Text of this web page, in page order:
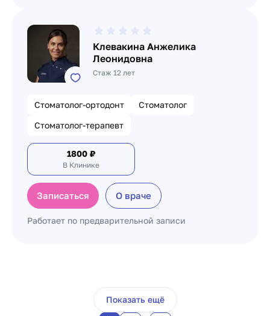
Клевакина Анжелика
Леонидовна
Стаж 12 лет
Стоматолог-ортодонт
Стоматолог
Стоматолог-терапевт
1800 ₽
В Клинике
Записаться О враче
Работает по предварительной записи
Пагинация по
Показать ещё